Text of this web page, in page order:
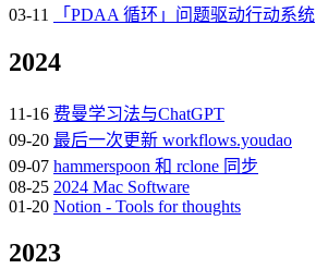
03-11
「PDAA 循环」问题驱动行动系统
2024
11-16 费曼学习法与ChatGPT
09-20 最后一次更新 workflows.youdao
09-07 hammerspoon 和 rclone 同步
08-25 2024 Mac Software
01-20 Notion - Tools for thoughts
2023